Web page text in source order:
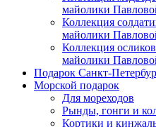
майолики
Коллекция
майолики
Коллекция
майолики
Подарок Санкт-
Морской подарок
Для мореходов
Рынды, гонги и
Кортики и